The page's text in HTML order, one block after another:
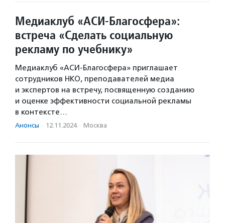
Медиаклуб «АСИ-Благосфера»:
встреча «Сделать социальную
рекламу по учебнику»
Медиаклуб «АСИ-Благосфера» приглашает
сотрудников НКО, преподавателей медиа
и экспертов на встречу, посвященную созданию
и оценке эффективности социальной рекламы
в контексте…
Анонсы · 12.11.2024 · Москва